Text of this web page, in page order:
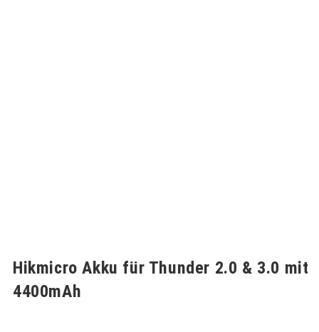
Hikmicro Akku für Thunder 2.0 & 3.0 mit
4400mAh